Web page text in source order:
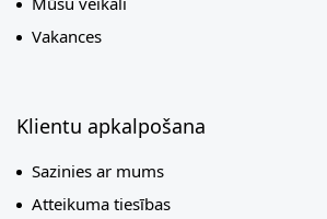
Vakances
Klientu apkalpošana
Sazinies ar mums
Atteikuma tiesības